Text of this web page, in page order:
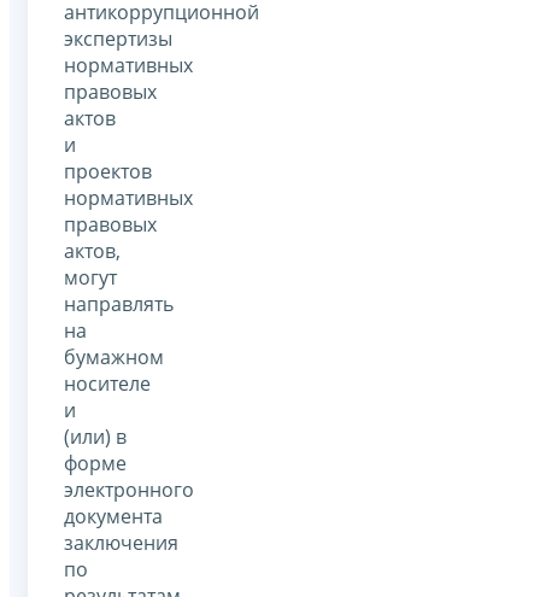
антикоррупционной
экспертизы
нормативных
правовых
актов
и
проектов
нормативных
правовых
актов,
могут
направлять
на
бумажном
носителе
и
(или) в
форме
электронного
документа
заключения
по